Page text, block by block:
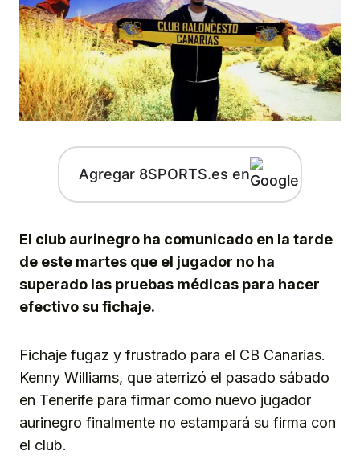
Agregar 8SPORTS.es en
El club aurinegro ha comunicado en la tarde
de este martes que el jugador no ha
superado las pruebas médicas para hacer
efectivo su fichaje.
Fichaje fugaz y frustrado para el CB Canarias.
Kenny Williams, que aterrizó el pasado sábado
en Tenerife para firmar como nuevo jugador
aurinegro finalmente no estampará su firma con
el club.